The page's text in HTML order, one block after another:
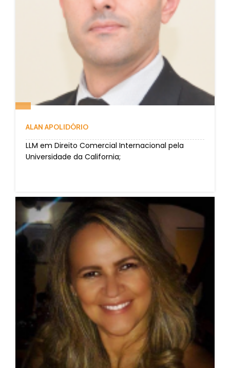
ALAN APOLIDÓRIO
LLM em Direito Comercial Internacional pela
Universidade da California;